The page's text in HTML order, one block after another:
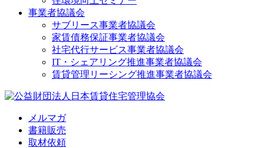
事業者協議会
サブリース事業者協議会
家賃債務保証事業者協議会
社宅代行サービス事業者協議会
IT・シェアリング推進事業者協議会
賃貸管理リーシング推進事業者協議会
メルマガ
書籍販売
取材依頼